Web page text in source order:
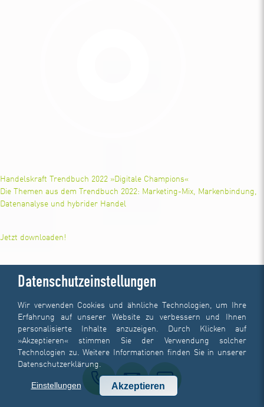
Handelskraft Trendbuch 2022 »Digitale Champions«
Die Themen aus dem Trendbuch 2022: Marketing-Mix, Markenbindung,
Datenanalyse und hybrider Handel
Jetzt downloaden!
Datenschutzeinstellungen
Wir verwenden Cookies und ähnliche Technologien, um Ihre
Erfahrung auf unserer Website zu verbessern und Ihnen
personalisierte Inhalte anzuzeigen. Durch Klicken auf
»Akzeptieren« stimmen Sie der Verwendung solcher
Technologien zu. Weitere Informationen finden Sie in unserer
Datenschutzerklärung
Einstellungen Akzeptieren